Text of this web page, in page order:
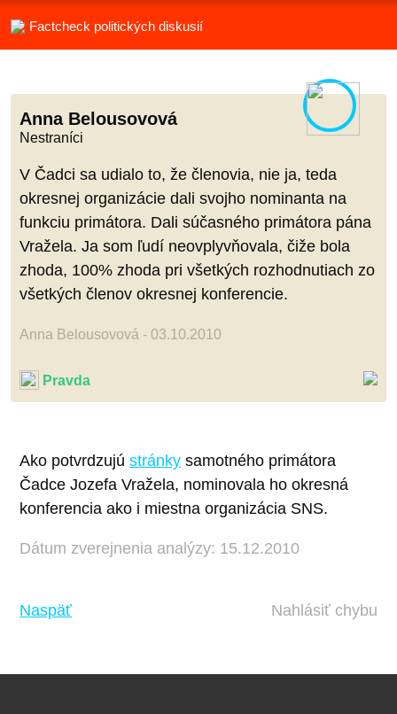
Factcheck politických diskusií
Anna Belousovová
Nestraníci
V Čadci sa udialo to, že členovia, nie ja, teda
okresnej organizácie dali svojho nominanta na
funkciu primátora. Dali súčasného primátora pána
Vražela. Ja som ľudí neovplyvňovala, čiže bola
zhoda, 100% zhoda pri všetkých rozhodnutiach zo
všetkých členov okresnej konferencie.
Anna Belousovová - 03.10.2010
Pravda
Ako potvrdzujú stránky samotného primátora
Čadce Jozefa Vražela, nominovala ho okresná
konferencia ako i miestna organizácia SNS.
Dátum zverejnenia analýzy: 15.12.2010
Naspäť Nahlásiť chybu